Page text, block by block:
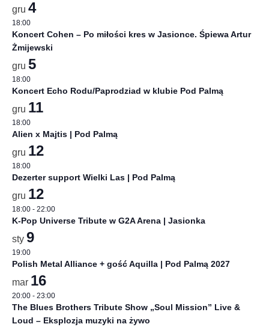
gru 4
18:00
Koncert Cohen – Po miłości kres w Jasionce. Śpiewa Artur
Żmijewski
gru 5
18:00
Koncert Echo Rodu/Paprodziad w klubie Pod Palmą
gru 11
18:00
Alien x Majtis | Pod Palmą
gru 12
18:00
Dezerter support Wielki Las | Pod Palmą
gru 12
18:00 - 22:00
K-Pop Universe Tribute w G2A Arena | Jasionka
sty 9
19:00
Polish Metal Alliance + gość Aquilla | Pod Palmą 2027
mar 16
20:00 - 23:00
The Blues Brothers Tribute Show „Soul Mission” Live &
Loud – Eksplozja muzyki na żywo